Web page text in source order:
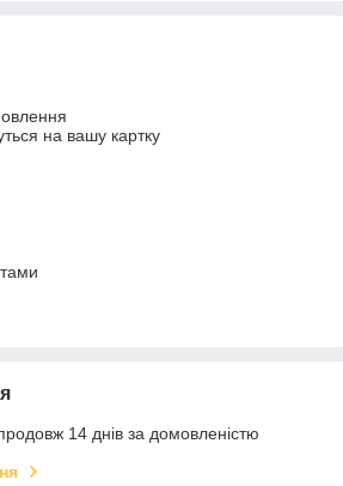
на вашу картку
14 днів за домовленістю